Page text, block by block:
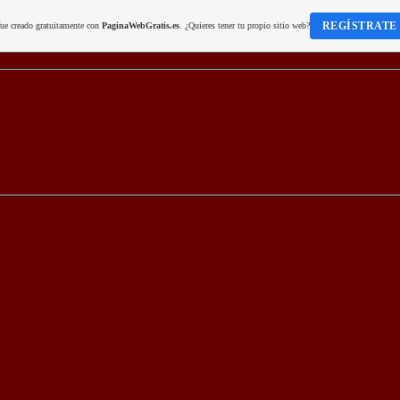
creado gratuitamente con PaginaWebGratis.es. ¿Quieres tener tu propio sitio web? REGÍSTRATE